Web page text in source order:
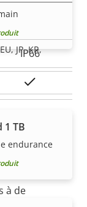
IP66
free, PVC
free
1 TB
endurance
JP, KR,
à de